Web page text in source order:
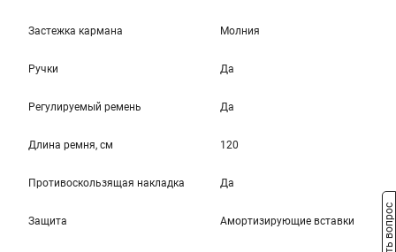
Застежка кармана Молния
Ручки Да
Регулируемый ремень Да
Длина ремня, см 120
Противоскользящая накладка Да
Защита Амортизирующие вставки